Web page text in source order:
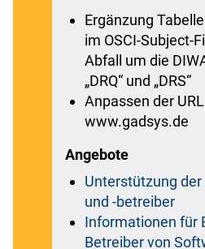
Ergänzung
im OSCI-Subject-
Abfall um die
„DRQ“ und „DRS“
Anpassen der
www.gadsys.de
Angebote
Unterstützung
und -betreiber
Informationen für
Betreiber von